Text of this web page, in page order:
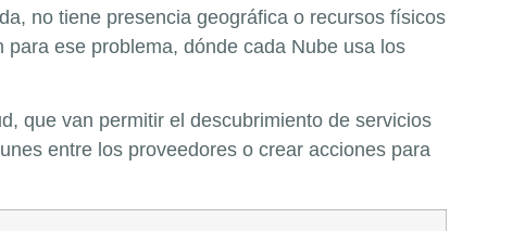
no tiene presencia geográfica o recursos físicos
ese problema, dónde cada Nube usa los
que van permitir el descubrimiento de servicios
entre los proveedores o crear acciones para